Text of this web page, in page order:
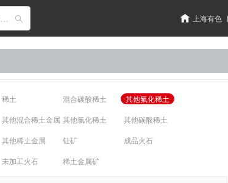
输入关键词搜索，如：价格、产量、开工率、库存 上海有色
稀土 混合碳酸稀土
其他氟化稀土
其他混合稀土金属 其他氯化稀土
其他碳酸稀土
其他稀土金属
钍矿
成品火石
未加工火石
稀土金属矿